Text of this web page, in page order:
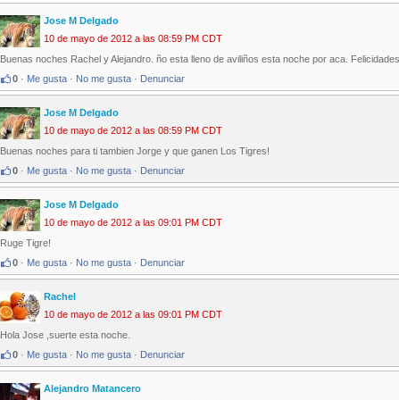
Jose M Delgado
10 de mayo de 2012 a las 08:59 PM CDT
Buenas noches Rachel y Alejandro. ño esta lleno de aviliños esta noche por aca. Felicidades
0 · Me gusta · No me gusta · Denunciar
Jose M Delgado
10 de mayo de 2012 a las 08:59 PM CDT
Buenas noches para ti tambien Jorge y que ganen Los Tigres!
0 · Me gusta · No me gusta · Denunciar
Jose M Delgado
10 de mayo de 2012 a las 09:01 PM CDT
Ruge Tigre!
0 · Me gusta · No me gusta · Denunciar
Rachel
10 de mayo de 2012 a las 09:01 PM CDT
Hola Jose ,suerte esta noche.
0 · Me gusta · No me gusta · Denunciar
Alejandro Matancero